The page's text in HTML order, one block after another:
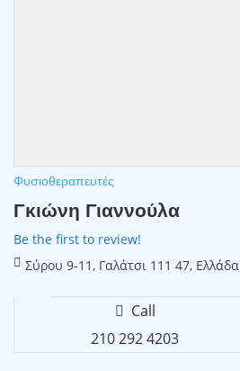
Φυσιοθεραπευτές
Γκιώνη Γιαννούλα
Be the first to review!
Σύρου 9-11, Γαλάτσι 111 47, Ελλάδα
Call
210 292 4203